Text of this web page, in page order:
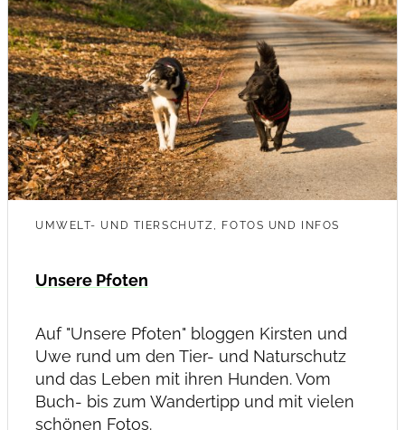
UMWELT- UND TIERSCHUTZ, FOTOS UND INFOS
Unsere Pfoten
Auf "Unsere Pfoten" bloggen Kirsten und
Uwe rund um den Tier- und Naturschutz
und das Leben mit ihren Hunden. Vom
Buch- bis zum Wandertipp und mit vielen
schönen Fotos.